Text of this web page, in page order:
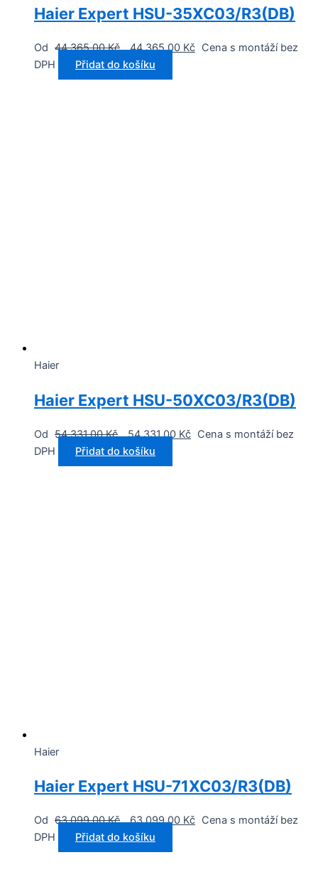
Haier Expert HSU-35XC03/R3(DB)
Od 44 365,00Kč 44 365,00 Kč Cena s montáží bez
DPH
Přidat do košíku
Haier
Haier Expert HSU-50XC03/R3(DB)
Od 54 331,00Kč 54 331,00 Kč Cena s montáží bez
DPH
Přidat do košíku
Haier
Haier Expert HSU-71XC03/R3(DB)
Od 63 099,00Kč 63 099,00 Kč Cena s montáží bez
DPH
Přidat do košíku